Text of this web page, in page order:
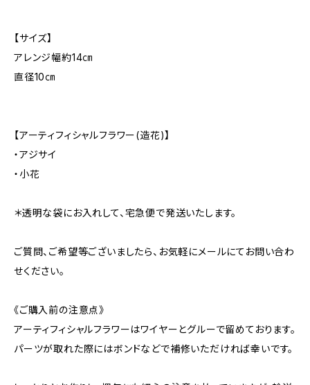
【サイズ】
アレンジ幅約14㎝
直径10㎝
【アーティフィシャルフラワー(造花)】
・アジサイ
・小花
＊透明な袋にお入れして、宅急便で発送いたします。
ご質問、ご希望等ございましたら、お気軽にメールにてお問い合わ
せください。
《ご購入前の注意点》
アーティフィシャルフラワーはワイヤーとグルーで留めております。
パーツが取れた際にはボンドなどで補修いただければ幸いです。